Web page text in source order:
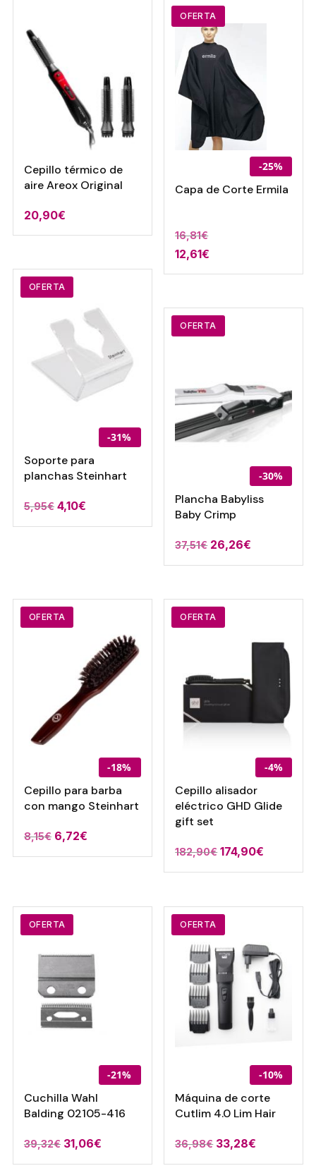
Cepillo térmico de
aire Areox Original
20,90€
OFERTA
-25%
Capa de Corte Ermila
16,81€
12,61€
OFERTA
-31%
Soporte para
planchas Steinhart
5,95€ El
precio
4,10€El
precio
OFERTA
-30%
Plancha Babyliss
Baby Crimp
37,51€ El
precio
era:
37,51€.
26,26€
precio
es:
OFERTA
-18%
Cepillo para barba
con mango Steinhart
8,15€ El
precio
8,15€.
6,72€El
precio
6,72€.
OFERTA
-4%
Cepillo alisador
eléctrico GHD Glide
gift set
182,90€ El
precio
era:
174,90€
precio
es:
OFERTA
-21%
Cuchilla Wahl
Balding 02105-416
39,32€ 31,06€
OFERTA
-10%
Máquina de corte
Cutlim 4.0 Lim Hair
36,98€ 33,28€